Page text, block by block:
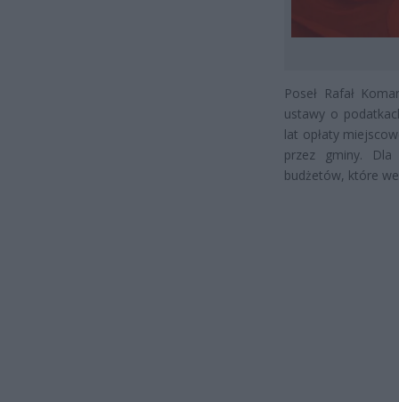
Poseł Rafał
ustawy o
lat opłaty
przez gminy. Dla
budżetów, które